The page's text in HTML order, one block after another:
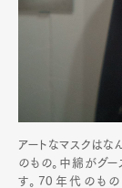
アートなマスクはな
のもの。中綿がグ
す。70年代のも